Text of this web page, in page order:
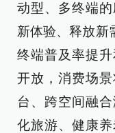
动型、多终端
新体验、释放新
终端普及率提
开放，消费场
台、跨空间融
化旅游、健康